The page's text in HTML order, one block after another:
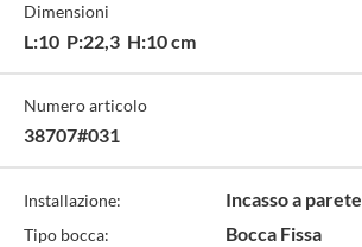
031
cod.
Dimensioni
L:10 P:22,3 H:10 cm
Numero articolo
38707#031
Installazione: Incasso a parete
Tipo bocca: Bocca Fissa